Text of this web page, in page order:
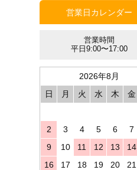
営業日カレンダー
営業時間
平日9:00〜17:00
2026年8月
日
月 火 水 木 金
2
3 4 5 6 7
9
10 11 12 13 14
16
17 18 19 20 21